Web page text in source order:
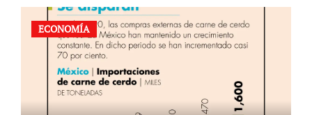
ECONOMÍA